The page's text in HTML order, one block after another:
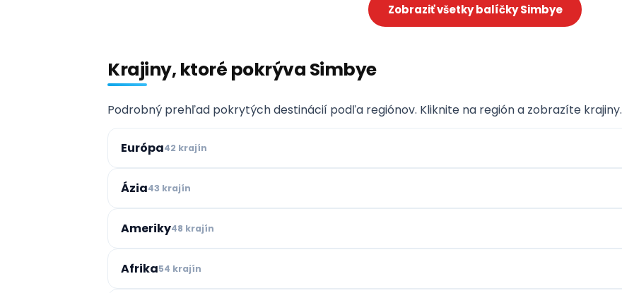
Zobraziť všetky balíčky Simbye
Krajiny, ktoré pokrýva Simbye
Podrobný prehľad pokrytých destinácií podľa regiónov. Kliknite na región a zobrazíte krajiny.
Európa42 krajín
Ázia43 krajín
Ameriky48 krajín
Afrika54 krajín